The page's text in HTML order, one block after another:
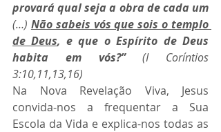
(…) Não sabeis vós que sois o templo
de Deus, e que o Espírito de Deus
habita em vós?” (I Coríntios
3:10,11,13,16)
Na Nova Revelação Viva, Jesus
convida-nos a frequentar a Sua
Escola da Vida e explica-nos todas as